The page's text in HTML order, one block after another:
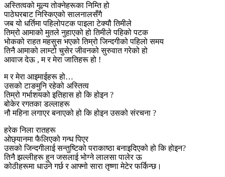
अस्तित्वको मूल्य तोक्नेहरूका निम्ति हो
पाठेघरबाट निस्किएको सालनालसँगै
जब यो धर्तिमा पहिलोपटक पाइला टेक्यौ तिमीले
तिम्रो आमाको मुतले नुहाएको हो तिमीले पहिको पटक
भोकको राहत महसुस भएको तिम्रो जिन्दगीको पहिलो समय
तिनै आमाको लाम्टो चुसेर जीवनको सुरुवात गरेको हो
आवाज देऊ , म र मेरा जातिहरू हो !
म र मेरा आइमाईहरू हो…
उसको टाङमुनि रहेको अस्तित्व
तिम्रो गर्भाशयको इतिहास हो कि होइन ?
बोकेर रगतका डल्लाहरू
नौ महिना लगाएर बनाएको हो कि होइन उसको संरचना ?
हरेक निला रातहरू
ओछ्यानमा फैलिएको गन्ध पिएर
उसको जिन्दगीलाई सन्तुष्टिको पराकाष्ठा बनाइदिएको हो कि होइन?
तिनै झल्लीहरू हुन जसलाई भोग्ने लालसा पालेर ऊ
कोठीहरूमा धाउने गर्छ र आफ्नो सारा तृष्णा मेटेर फर्किन्छ।